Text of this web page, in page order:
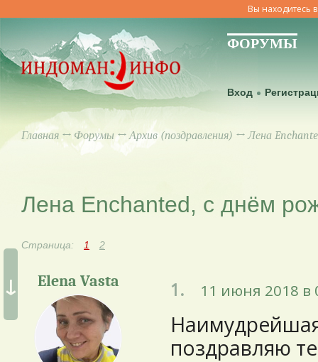
Вы находитесь
ФОРУМЫ
Вход
Главная ↔ Форумы↔Архив (поздравления) ↔ Лена
↓
Лена Enchanted, с днём
Страница: 1 2
Elena Vasta 1. 11 июня 2018 в
поздравляю